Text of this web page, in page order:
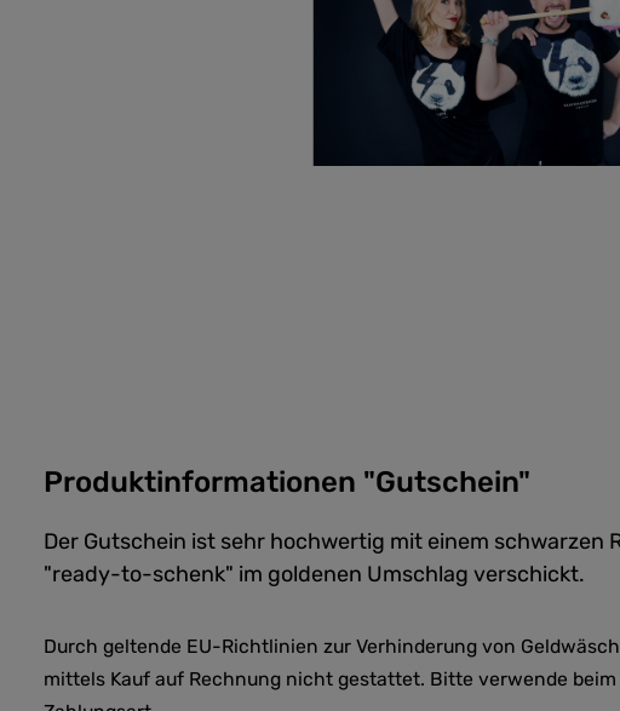
Produktinformationen "Gutschein"
Der Gutschein ist sehr hochwertig mit einem schwarzen
"ready-to-schenk" im goldenen Umschlag verschickt.
Durch geltende EU-Richtlinien zur Verhinderung von
mittels Kauf auf Rechnung nicht gestattet. Bitte verwende